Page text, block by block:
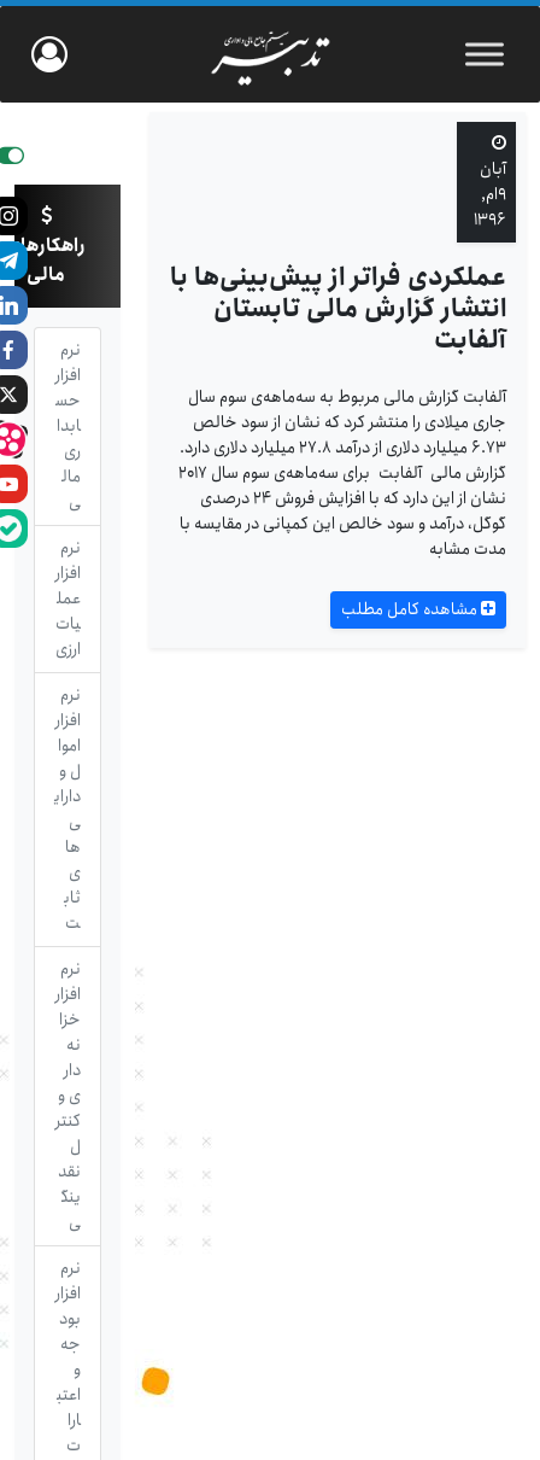
آبان
۹ام,
۱۳۹۶
عملکردی فراتر از پیش‌بینی‌ها با
انتشار گزارش مالی تابستان
آلفابت
آلفابت گزارش مالی مربوط به سه‌ماهه‌ی سوم سال
جاری میلادی را منتشر کرد که نشان از سود خالص
۶.۷۳ میلیارد دلاری از درآمد ۲۷.۸ میلیارد دلاری دارد.
گزارش مالی آلفابت برای سه‌ماهه‌ی سوم سال ۲۰۱۷
نشان از این دارد که با افزایش فروش ۲۴ درصدی
گوگل، درآمد و سود خالص این کمپانی در مقایسه با
مدت مشابه
مشاهده کامل مطلب
راهکارهای
مالی
نرم
افزار
حس
ابدا
ری
مال
ی
نرم
افزار
عمل
یات
ارزی
نرم
افزار
اموا
ل و
دارای
ی
ها
ی
ثاب
ت
نرم
افزار
خزا
نه
دار
ی و
کنتر
نقد
ینگ
ی
نرم
افزار
بود
جه
اعتب
ارا
ت